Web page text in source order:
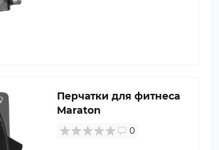
Перчатки для фитнеса
Maraton
0